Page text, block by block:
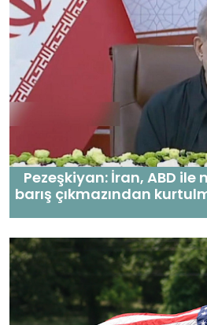
Pezeşkiyan: İran, ABD ile
barış çıkmazından